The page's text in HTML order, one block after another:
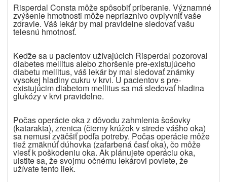
Risperdal Consta môže spôsobiť priberanie. Významné
zvýšenie hmotnosti môže nepriaznivo ovplyvniť vaše
zdravie. Váš lekár by mal pravidelne sledovať vašu
telesnú hmotnosť.
Keďže sa u pacientov užívajúcich Risperdal pozoroval
diabetes mellitus alebo zhoršenie pre-existujúceho
diabetu mellitus, váš lekár by mal sledovať známky
vysokej hladiny cukru v krvi. U pacientov s pre-
existujúcim diabetom mellitus sa má sledovať hladina
glukózy v krvi pravidelne.
Počas operácie oka z dôvodu zahmlenia šošovky
(katarakta), zrenica (čierny krúžok v strede vášho oka)
sa nemusí zväčšiť podľa potreby. Počas operácie môže
tiež zmäknúť dúhovka (zafarbená časť oka), čo môže
viesť k poškodeniu oka. Ak plánujete operáciu oka,
uistite sa, že svojmu očnému lekárovi poviete, že
užívate tento liek.